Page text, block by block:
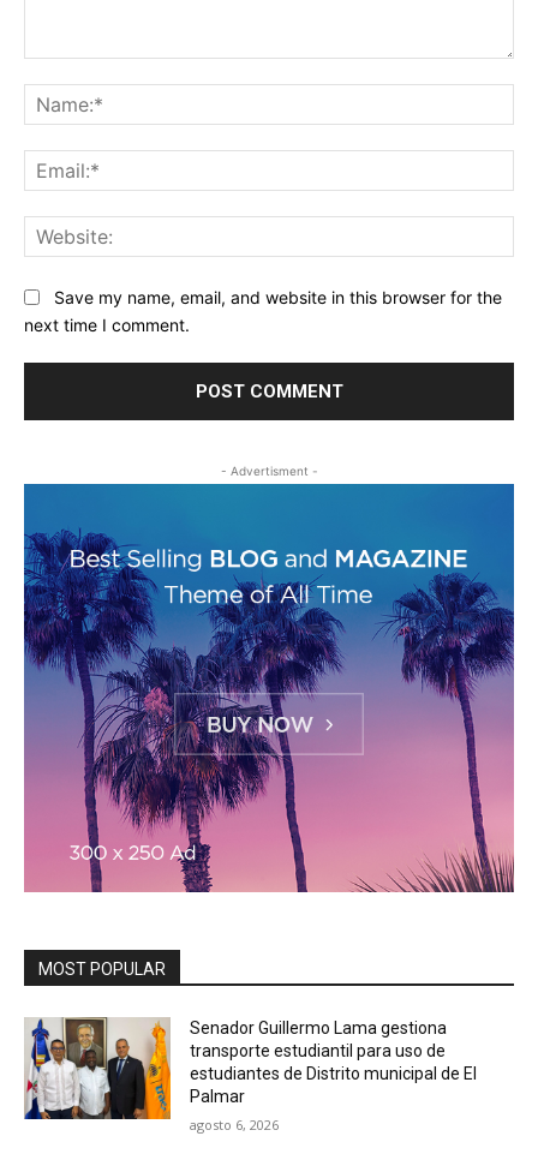
Save my name, email, and website in this browser for the
next time I comment.
- Advertisment -
MOST POPULAR
Senador Guillermo Lama gestiona
transporte estudiantil para uso de
estudiantes de Distrito municipal de El
Palmar
agosto 6, 2026